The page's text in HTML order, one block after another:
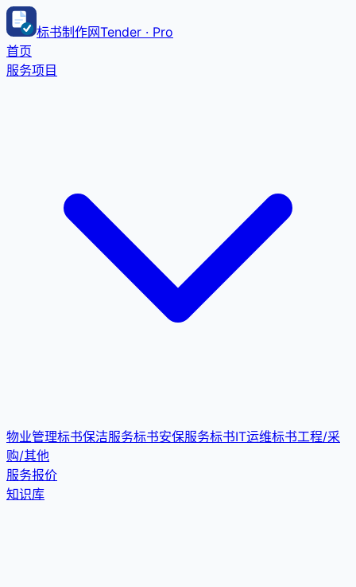
标书制作网Tender · Pro
首页
服务项目
物业管理标书保洁服务标书安保服务标书IT运维标书工程/采
购/其他
服务报价
知识库